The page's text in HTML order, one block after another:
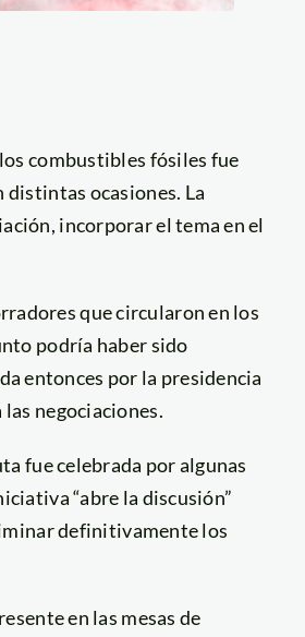
combustibles fósiles fue
ocasiones. La
incorporar el tema en el
que circularon en los
podría haber sido
entonces por la presidencia
negociaciones.
fue celebrada por algunas
“abre la discusión”
definitivamente los
en las mesas de